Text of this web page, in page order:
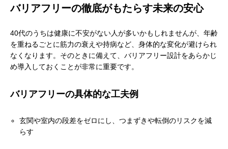
バリアフリーの徹底がもたらす未来の安心
40代のうちは健康に不安がない人が多いかもしれませんが、年齢
を重ねるごとに筋力の衰えや持病など、身体的な変化が避けられ
なくなります。そのときに備えて、バリアフリー設計をあらかじ
め導入しておくことが非常に重要です。
バリアフリーの具体的な工夫例
玄関や室内の段差をゼロにし、つまずきや転倒のリスクを減
らす